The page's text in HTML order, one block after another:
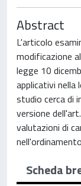
Abstract
L'articolo
modificazione
legge 10
applicativi nella
studio cerca di
versione
valutazioni di
Scheda